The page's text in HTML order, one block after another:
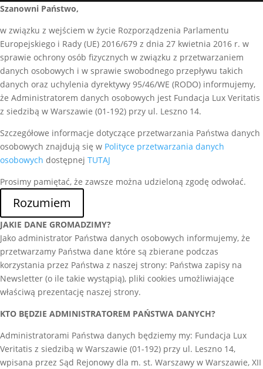
Szanowni Państwo,
w związku z wejściem w życie Rozporządzenia Parlamentu
Europejskiego i Rady (UE) 2016/679 z dnia 27 kwietnia 2016 r. w
sprawie ochrony osób fizycznych w związku z przetwarzaniem
danych osobowych i w sprawie swobodnego przepływu takich
danych oraz uchylenia dyrektywy 95/46/WE (RODO) informujemy,
że Administratorem danych osobowych jest Fundacja Lux Veritatis
z siedzibą w Warszawie (01-192) przy ul. Leszno 14.
Szczegółowe informacje dotyczące przetwarzania Państwa danych
osobowych znajdują się w Polityce przetwarzania danych
osobowych dostępnej TUTAJ
Prosimy pamiętać, że zawsze można udzieloną zgodę odwołać.
Rozumiem
JAKIE DANE GROMADZIMY?
Jako administrator Państwa danych osobowych informujemy, że
przetwarzamy Państwa dane które są zbierane podczas
korzystania przez Państwa z naszej strony: Państwa zapisy na
Newsletter (o ile takie wystąpią), pliki cookies umożliwiające
właściwą prezentację naszej strony.
KTO BĘDZIE ADMINISTRATOREM PAŃSTWA DANYCH?
Administratorami Państwa danych będziemy my: Fundacja Lux
Veritatis z siedzibą w Warszawie (01-192) przy ul. Leszno 14,
wpisana przez Sąd Rejonowy dla m. st. Warszawy w Warszawie, XII